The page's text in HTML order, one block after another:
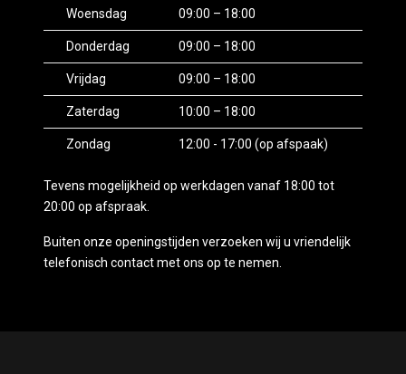
Woensdag 09:00 – 18:00
Donderdag 09:00 – 18:00
Vrijdag 09:00 – 18:00
Zaterdag 10:00 – 18:00
Zondag 12:00 - 17:00 (op afspaak)
Tevens mogelijkheid op werkdagen vanaf 18:00 tot
20:00 op afspraak.
Buiten onze openingstijden verzoeken wij u vriendelijk
telefonisch contact met ons op te nemen.